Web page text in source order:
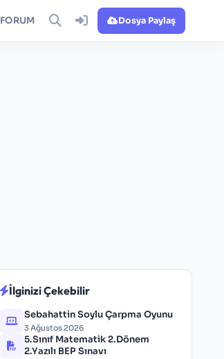
FORUM Dosya Paylaş
İlginizi Çekebilir
Sebahattin Soylu Çarpma Oyunu
3 Ağustos 2026
5.Sınıf Matematik 2.Dönem
2.Yazılı BEP Sınavı